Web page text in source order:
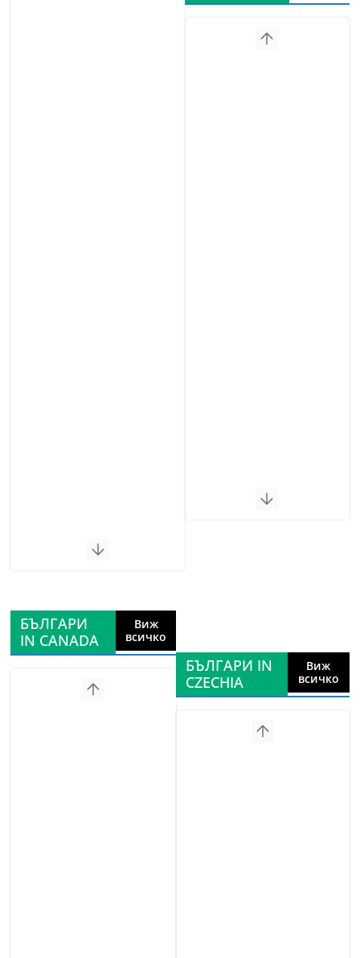
БЪЛГАРИ
IN CANADA
Виж
всичко
БЪЛГАРИ IN
CZECHIA
Виж
всичко